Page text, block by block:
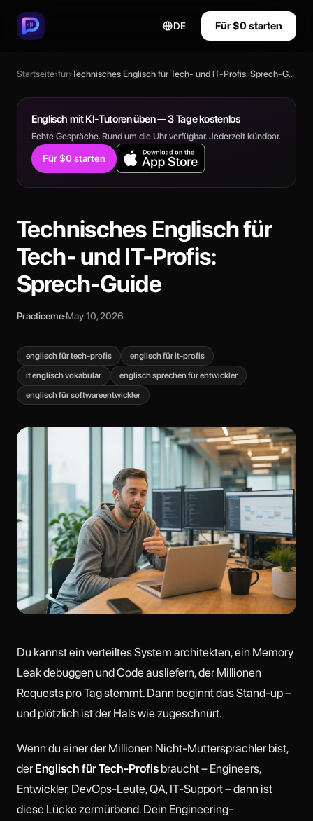
DE Für $0 starten
Startseite›für› Technisches Englisch für Tech- und IT-Profis: Sprech-Guide
Englisch mit KI-Tutoren üben — 3 Tage kostenlos
Echte Gespräche. Rund um die Uhr verfügbar. Jederzeit kündbar.
Für $0 starten
Technisches Englisch für
Tech- und IT-Profis:
Sprech-Guide
Practiceme·May 10, 2026
englisch für tech-profis
englisch für it-profis
it englisch vokabular
englisch sprechen für entwickler
englisch für softwareentwickler
Du kannst ein verteiltes System architekten, ein Memory
Leak debuggen und Code ausliefern, der Millionen
Requests pro Tag stemmt. Dann beginnt das Stand-up –
und plötzlich ist der Hals wie zugeschnürt.
Wenn du einer der Millionen Nicht-Muttersprachler bist,
der Englisch für Tech-Profis braucht – Engineers,
Entwickler, DevOps-Leute, QA, IT-Support – dann ist
diese Lücke zermürbend. Dein Engineering-